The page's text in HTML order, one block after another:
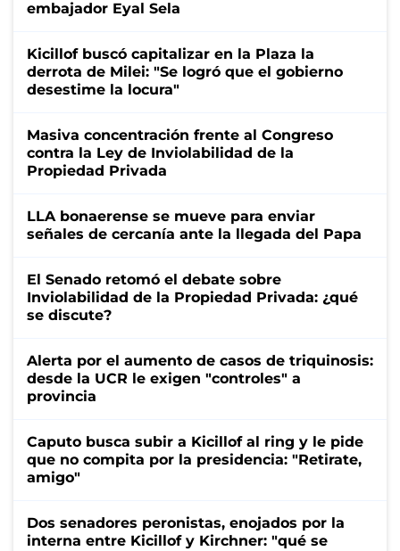
embajador Eyal Sela
Kicillof buscó capitalizar en la Plaza la
derrota de Milei: "Se logró que el gobierno
desestime la locura"
Masiva concentración frente al Congreso
contra la Ley de Inviolabilidad de la
Propiedad Privada
LLA bonaerense se mueve para enviar
señales de cercanía ante la llegada del Papa
El Senado retomó el debate sobre
Inviolabilidad de la Propiedad Privada: ¿qué
se discute?
Alerta por el aumento de casos de triquinosis:
desde la UCR le exigen "controles" a
provincia
Caputo busca subir a Kicillof al ring y le pide
que no compita por la presidencia: "Retirate,
amigo"
Dos senadores peronistas, enojados por la
interna entre Kicillof y Kirchner: "qué se